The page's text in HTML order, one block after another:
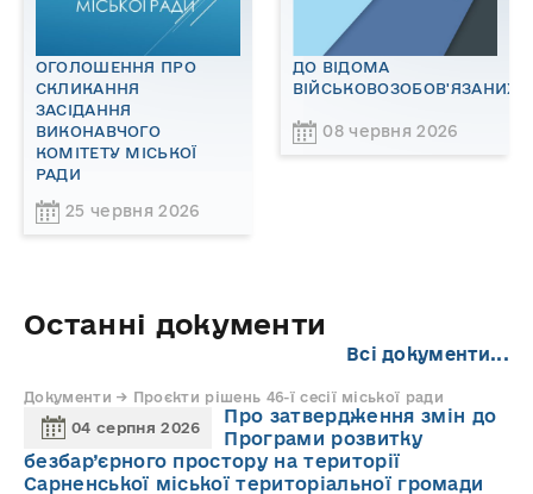
ОГОЛОШЕННЯ ПРО
СКЛИКАННЯ
ЗАСІДАННЯ
ВИКОНАВЧОГО
КОМІТЕТУ МІСЬКОЇ
РАДИ
25 червня 2026
ДО ВІДОМА
ВІЙСЬКОВОЗОБОВ'ЯЗАНИХ!
08 червня 2026
Останні документи
Всі документи...
Документи → Проєкти рішень 46-ї сесії міської ради
04 серпня 2026
Про затвердження змін до
Програми розвитку
безбар’єрного простору на території
Сарненської міської територіальної громади